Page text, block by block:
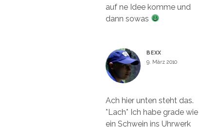
auf ne Idee komme und
dann sowas
BEXX
9. März 2010
Ach hier unten steht das.
*Lach* Ich habe grade wie
ein Schwein ins Uhrwerk